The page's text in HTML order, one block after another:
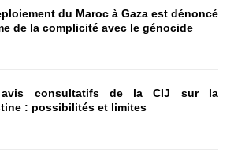
du Maroc à Gaza est dénoncé
de la complicité avec le génocide
consultatifs de la CIJ sur la
: possibilités et limites